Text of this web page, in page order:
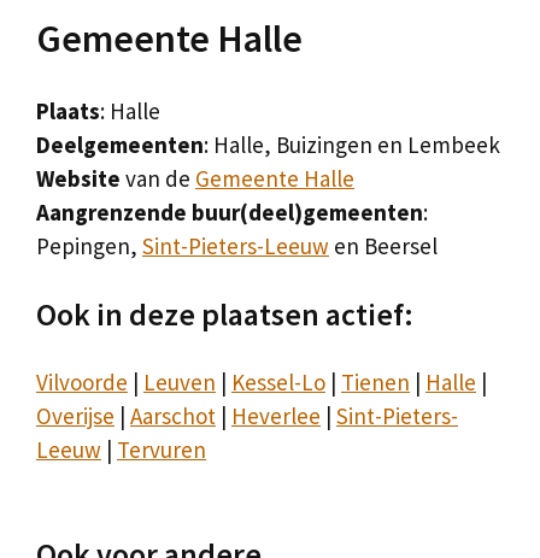
Gemeente Halle
Plaats: Halle
Deelgemeenten: Halle, Buizingen en Lembeek
Website van de Gemeente Halle
Aangrenzende buur(deel)gemeenten:
Pepingen, Sint-Pieters-Leeuw en Beersel
Ook in deze plaatsen actief:
Vilvoorde | Leuven | Kessel-Lo | Tienen | Halle |
Overijse | Aarschot | Heverlee | Sint-Pieters-
Leeuw | Tervuren